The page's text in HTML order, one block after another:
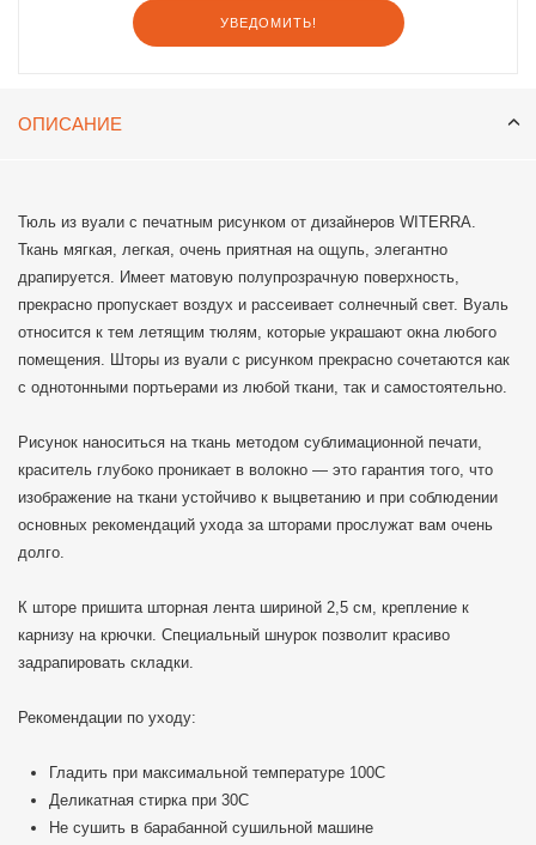
УВЕДОМИТЬ!
ОПИСАНИЕ
Тюль из вуали с печатным рисунком от дизайнеров WITERRA.
Ткань мягкая, легкая, очень приятная на ощупь, элегантно
драпируется. Имеет матовую полупрозрачную поверхность,
прекрасно пропускает воздух и рассеивает солнечный свет. Вуаль
относится к тем летящим тюлям, которые украшают окна любого
помещения. Шторы из вуали с рисунком прекрасно сочетаются как
с однотонными портьерами из любой ткани, так и самостоятельно.
Рисунок наноситься на ткань методом сублимационной печати,
краситель глубоко проникает в волокно — это гарантия того, что
изображение на ткани устойчиво к выцветанию и при соблюдении
основных рекомендаций ухода за шторами прослужат вам очень
долго.
К шторе пришита шторная лента шириной 2,5 см, крепление к
карнизу на крючки. Специальный шнурок позволит красиво
задрапировать складки.
Рекомендации по уходу:
Гладить при максимальной температуре 100C
Деликатная стирка при 30С
Не сушить в барабанной сушильной машине